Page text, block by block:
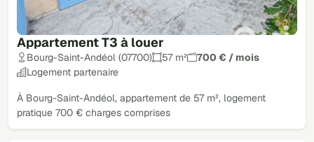
Appartement T3 à louer
Bourg-Saint-Andéol (07700) 57 m²
700 € / mois
Logement partenaire
À Bourg-Saint-Andéol, appartement de 57 m², logement
pratique 700 € charges comprises